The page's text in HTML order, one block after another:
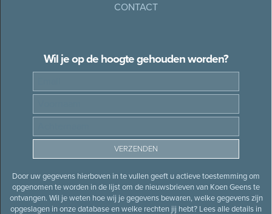
CONTACT
Wil je op de hoogte gehouden worden?
Door uw gegevens hierboven in te vullen geeft u actieve toestemming om
opgenomen te worden in de lijst om de nieuwsbrieven van Koen Geens te
ontvangen. Wil je weten hoe wij je gegevens bewaren, welke gegevens zijn
opgeslagen in onze database en welke rechten jij hebt? Lees alle details in